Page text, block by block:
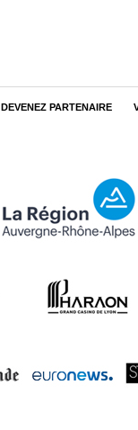
DEVENEZ PARTENAIRE